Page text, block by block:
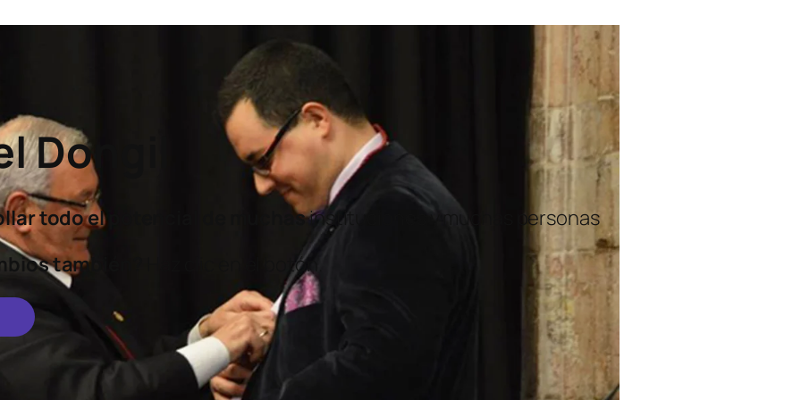
Dongil
todo el potencial de muchasinstituciones y muchas personas
también?
Haz clic en el botón.